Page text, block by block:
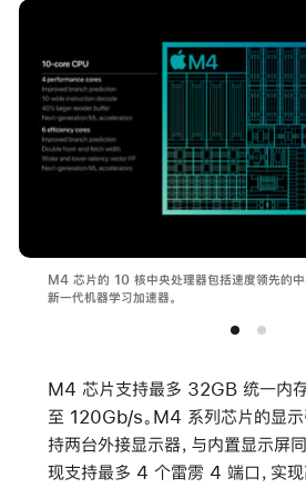
M4 芯片的 10 核中央处理器包括速度领先的中
新一代机器学习加速器。
M4 芯片支持最多 32GB 统一内存
至 120Gb/s。M4 系列芯片的显示
持两台外接显示器，与内置显示屏
现支持最多 4 个雷雳 4 端口，实